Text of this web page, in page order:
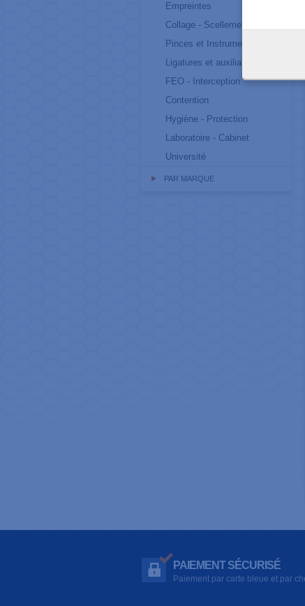
Empreintes
Collage - Scellement
Pinces et Instruments
Ligatures et auxiliaires
FEO - Interception
Contention
Hygiène - Protection
Laboratoire - Cabinet
Université
PAR MARQUE
PAIEMENT SÉCURISÉ
Paiement par carte bleue et par